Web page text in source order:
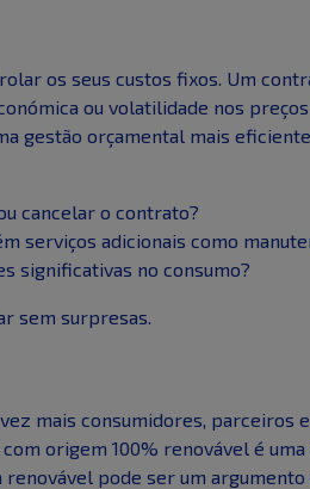
os seus custos fixos. Um
ou volatilidade nos
gestão orçamental mais
cancelar o contrato?
serviços adicionais como
significativas no consumo?
sem surpresas.
mais consumidores, parceiros
origem 100% renovável é
pode ser um